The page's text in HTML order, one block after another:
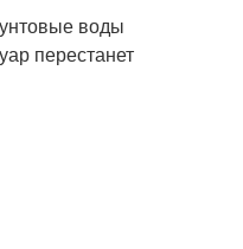
воды
перестанет